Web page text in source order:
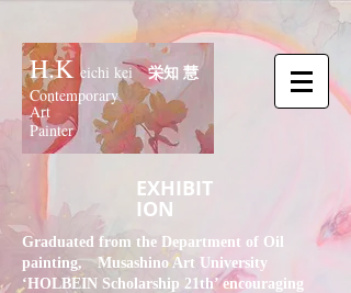
H.Keichi kei栄知 慧
Contemporary
Art
Painter
EXHIBIT
ION
Graduated from the Department of Oil
painting, Musashino Art University
‘HOLBEIN Scholarship 21th’ encouraging